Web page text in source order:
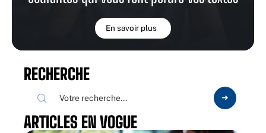
En savoir plus
RECHERCHE
ARTICLES EN VOGUE